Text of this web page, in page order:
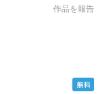
作品を報告